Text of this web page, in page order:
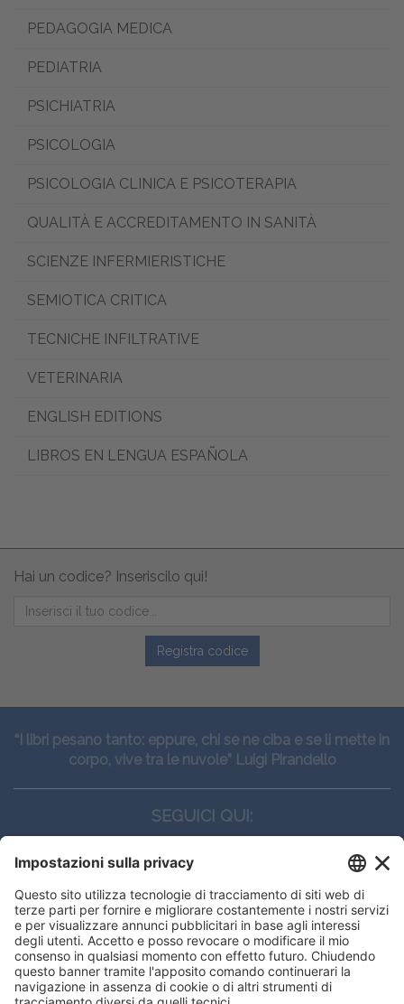
PEDAGOGIA MEDICA
PEDIATRIA
PSICHIATRIA
PSICOLOGIA
PSICOLOGIA CLINICA E PSICOTERAPIA
QUALITÀ E ACCREDITAMENTO IN SANITÀ
SCIENZE INFERMIERISTICHE
SEMIOTICA CRITICA
TECNICHE INFILTRATIVE
VETERINARIA
ENGLISH EDITIONS
LIBROS EN LENGUA ESPAÑOLA
Hai un codice? Inseriscilo qui!
Registra codice
“I libri pesano tanto: eppure, chi se ne ciba e se li mette in
corpo, vive tra le nuvole” Luigi Pirandello
SEGUICI QUI:
CONTATTI
Edi.Ermes srl
Viale E. Forlanini, 21 - 20134, Milano
(+39)027021121